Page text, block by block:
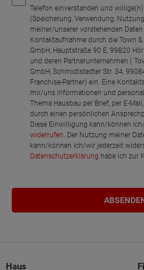
Telefon einverstanden und
(Speicherung, Verwendung,
meiner/unserer vorstehenden
Kontaktaufnahme durch die Town
GmbH, Hauptstraße 90 E, 99820
und deren Partnerunternehmen (
GmbH, Schmidtstedter Str. 34,
Franchise-Partner) ein. Eine
mir/uns Informationen und
Thema Hausbau per Brief, per E-
durch einen persönlichen
Diese Einwilligung kann/können
widerrufen . Der Nutzung meiner
kann/können ich/wir jederzeit
Datenschutzerklärung habe ich zur
Haus